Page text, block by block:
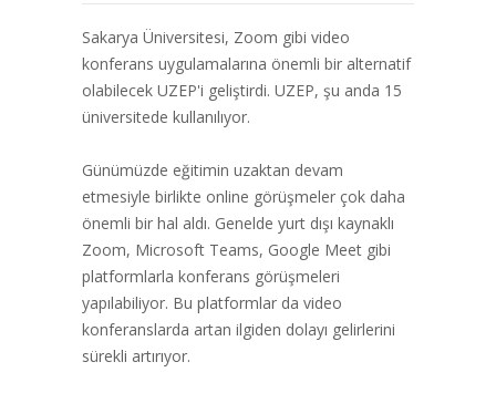
Sakarya Üniversitesi, Zoom gibi video
konferans uygulamalarına önemli bir alternatif
olabilecek UZEP'i geliştirdi. UZEP, şu anda 15
üniversitede kullanılıyor.
Günümüzde eğitimin uzaktan devam
etmesiyle birlikte online görüşmeler çok daha
önemli bir hal aldı. Genelde yurt dışı kaynaklı
Zoom, Microsoft Teams, Google Meet gibi
platformlarla konferans görüşmeleri
yapılabiliyor. Bu platformlar da video
konferanslarda artan ilgiden dolayı gelirlerini
sürekli artırıyor.